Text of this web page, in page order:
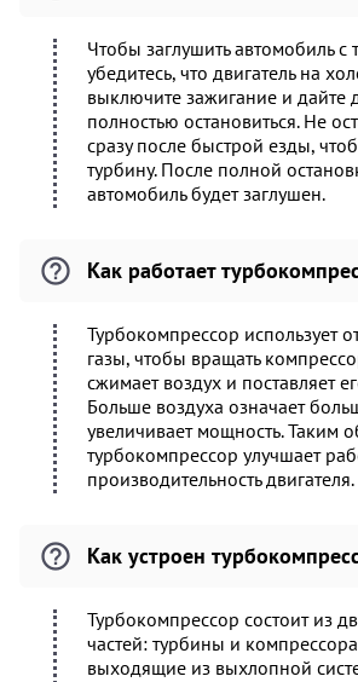
Чтобы заглушить автомобиль с
убедитесь, что двигатель на
выключите зажигание и дайте
полностью остановиться. Не
сразу после быстрой езды,
турбину. После полной
автомобиль будет заглушен.
Как работает
Турбокомпрессор использует
газы, чтобы вращать
сжимает воздух и поставляет
Больше воздуха означает
увеличивает мощность. Таким
турбокомпрессор улучшает
производительность двигателя.
Как устроен
Турбокомпрессор состоит из
частей: турбины и
выходящие из выхлопной